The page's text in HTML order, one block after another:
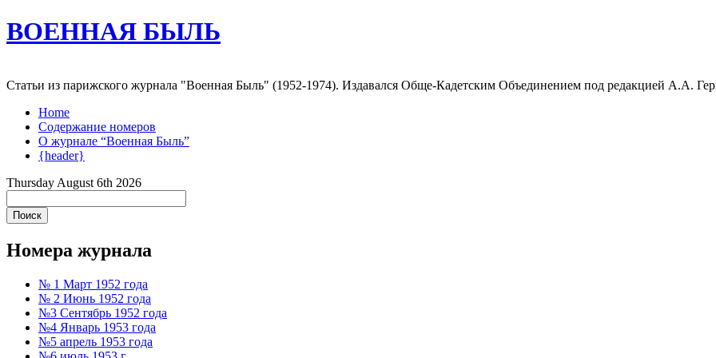
ВОЕННАЯ БЫЛЬ
Статьи из парижского журнала "Военная Быль" (1952-1974). Издавался Обще-Кадетским Объединением под редакцией А.А.
Home
Содержание номеров
О журнале “Военная Быль”
{header}
Thursday August 6th 2026
Номера журнала
№ 1 Март 1952 года
№ 2 Июнь 1952 года
№3 Сентябрь 1952 года
№4 Январь 1953 года
№5 апрель 1953 года